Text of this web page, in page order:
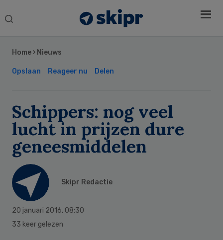
Search
Home › Nieuws
Opslaan Reageer nu Delen
Schippers: nog veel
lucht in prijzen dure
geneesmiddelen
Skipr Redactie
20 januari 2016, 08:30
33 keer gelezen
Sidebar